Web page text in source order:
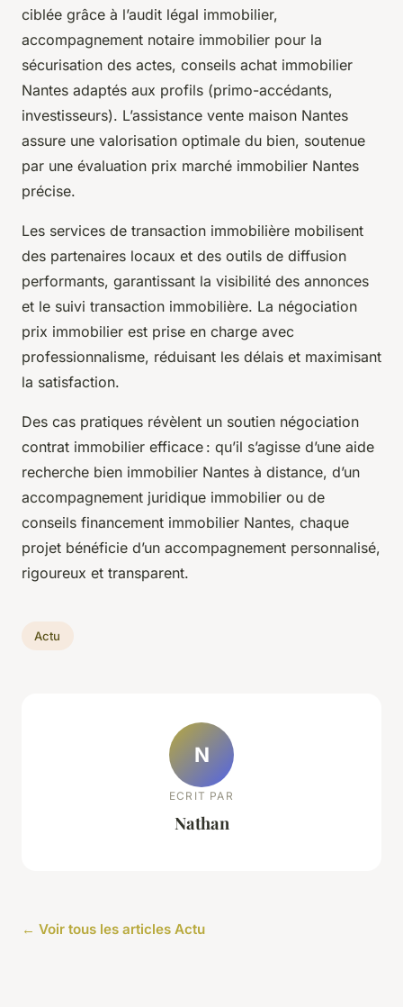
ciblée grâce à l’audit légal immobilier,
accompagnement notaire immobilier pour la
sécurisation des actes, conseils achat immobilier
Nantes adaptés aux profils (primo-accédants,
investisseurs). L’assistance vente maison Nantes
assure une valorisation optimale du bien, soutenue
par une évaluation prix marché immobilier Nantes
précise.
Les services de transaction immobilière mobilisent
des partenaires locaux et des outils de diffusion
performants, garantissant la visibilité des annonces
et le suivi transaction immobilière. La négociation
prix immobilier est prise en charge avec
professionnalisme, réduisant les délais et maximisant
la satisfaction.
Des cas pratiques révèlent un soutien négociation
contrat immobilier efficace : qu’il s’agisse d’une aide
recherche bien immobilier Nantes à distance, d’un
accompagnement juridique immobilier ou de
conseils financement immobilier Nantes, chaque
projet bénéficie d’un accompagnement personnalisé,
rigoureux et transparent.
Actu
N
ECRIT PAR
Nathan
← Voir tous les articles Actu